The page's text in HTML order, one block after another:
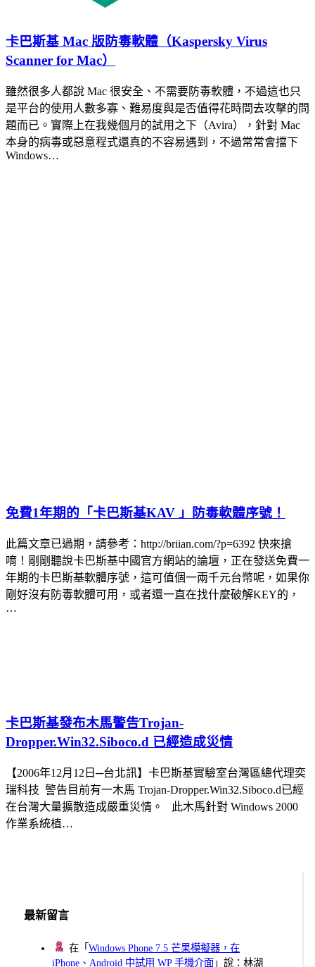
卡巴斯基 Mac 版防毒軟體（Kaspersky Virus
Scanner for Mac）
雖然很多人都說 Mac 很安全、不需要防毒軟體，不過這也只
是平台的使用人數多寡、難易度與是否值得花時間去攻擊的問
題而已。實際上在我幾個月的試用之下（Avira），針對 Mac
本身的病毒或惡意程式還真的不容易遇到，不過常常會擋下
Windows…
免費1年期的「卡巴斯基KAV 」防毒軟體序號！
此篇文章已過期，請參考：http://briian.com/?p=6392 快來搶
唷！剛剛聽說卡巴斯基中國官方網站的論壇，正在發送免費一
年期的卡巴斯基軟體序號，這可值個一兩千元台幣呢，如果你
剛好沒有防毒軟體可用，或者還一直在找什麼破解KEY的，
…
卡巴斯基發布木馬警告Trojan-
Dropper.Win32.Siboco.d 已經造成災情
【2006年12月12日─台北訊】卡巴斯基實驗室台灣區總代理奕
瑞科技 警告目前有一木馬 Trojan-Dropper.Win32.Siboco.d已經
在台灣大量擴散造成嚴重災情。 此木馬針對 Windows 2000
作業系統植…
最新留言
在「Windows Phone 7.5 芒果模擬器，在
iPhone、Android 中試用 WP 手機介面 」說：林湖